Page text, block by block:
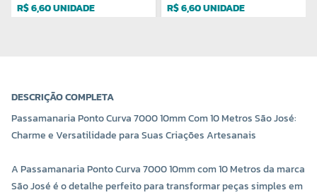
R$ 6,60 UNIDADE
R$ 6,60 UNIDADE
DESCRIÇÃO COMPLETA
Passamanaria Ponto Curva 7000 10mm Com 10 Metros São José:
Charme e Versatilidade para Suas Criações Artesanais
A Passamanaria Ponto Curva 7000 10mm com 10 Metros da marca
São José é o detalhe perfeito para transformar peças simples em